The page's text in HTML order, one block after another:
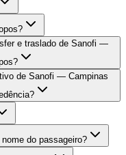
e traslado de Sanofi —
de Sanofi — Campinas
do passageiro?